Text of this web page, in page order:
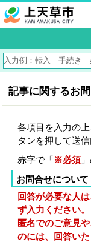
記事に関するお
各項目を入力の
タンを押して送
赤字で「※必須
お問合せについて
回答が必要な人
ず入力ください。
匿名でのご意見
のには、回答いた